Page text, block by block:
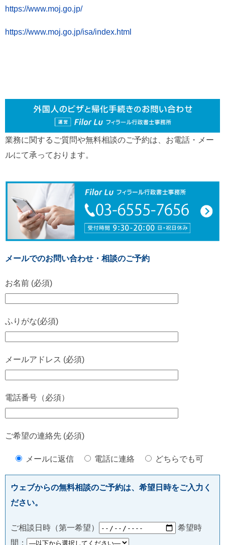
https://www.moj.go.jp/
https://www.moj.go.jp/isa/index.html
業務に関するご質問や無料相談のご予約は、お電話・メー
ルにて承っております。
メールでのお問い合わせ・相談のご予約
お名前 (必須)
ふりがな(必須)
メールアドレス (必須)
電話番号（必須）
ご希望の連絡先 (必須)
メールに返信 電話に連絡 どちらでも可
ウェブからの無料相談のご予約は、希望日時をご入力く
ださい。
ご相談日時（第一希望）
希望時
間：